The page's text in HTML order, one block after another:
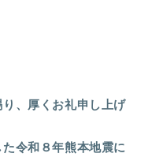
、厚くお礼申し上げ
令和８年熊本地震に